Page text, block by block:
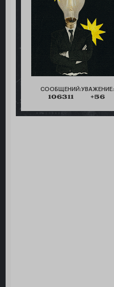
СООБЩЕНИЙ:
106311
УВАЖЕНИЕ:
+56